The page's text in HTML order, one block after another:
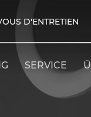
D'ENTRETIEN
SERVICE